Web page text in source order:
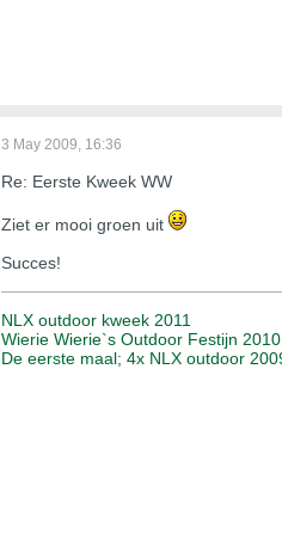
3 May 2009, 16:36
Re: Eerste Kweek WW
Ziet er mooi groen uit
Succes!
NLX outdoor kweek 2011
Wierie Wierie`s Outdoor Festijn 2010
De eerste maal; 4x NLX outdoor